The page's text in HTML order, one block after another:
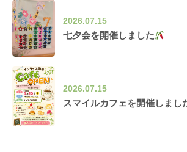
2026.07.15
七夕会を開催しました
2026.07.15
スマイルカフェを開催しまし